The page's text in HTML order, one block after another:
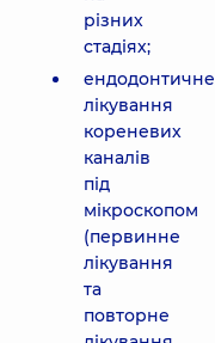
різних
стадіях;
ендодонтичне
лікування
кореневих
каналів
під
мікроскопом
(первинне
лікування
та
повторне